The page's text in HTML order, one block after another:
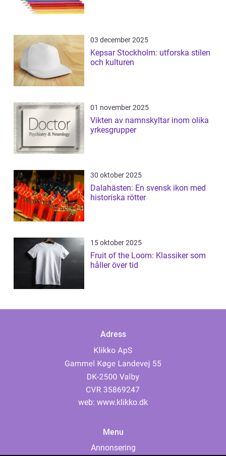
03 december 2025
Kepsar Stockholm: utforska stilen
och kulturen
01 november 2025
Vikten av namnskyltar inom olika
yrkesgrupper
30 oktober 2025
Dalahästen: En svensk ikon med
historiska rötter
15 oktober 2025
Fruit of the Loom: Klassiker som
håller över tid
Adress
web: www.klikko.dk
Menu
Annonsering